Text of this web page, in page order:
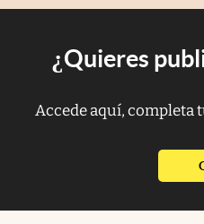
¿Quieres
Accede aquí, completa